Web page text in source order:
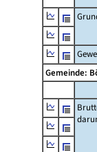
Gemeinde: